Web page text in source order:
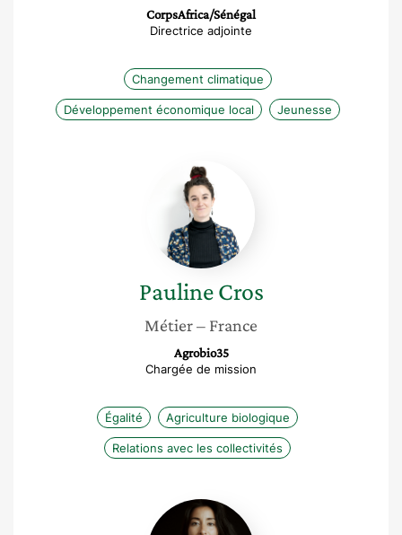
CorpsAfrica/Sénégal
Directrice adjointe
Changement climatique
Développement économique local Jeunesse
Pauline
Cros
Pauline Cros
Métier– France
Agrobio35
Chargée de mission
Égalité Agriculture biologique
Relations avec les collectivités
Virginia
Markus